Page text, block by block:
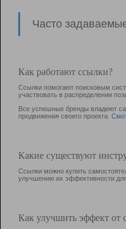
Часто
Как работают ссылки?
Ссылки помогают поисковым
участвовать в раcпределении
Все успешные бренды владеют
продвижения своего проекта.
Какие существуют
Ссылки можно купить
улучшению их эффективности для
Как улучшить эффект от